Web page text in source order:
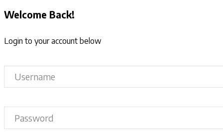
Welcome Back!
Login to your account below